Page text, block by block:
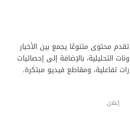
محتوى متنوعًا يجمع بين الأخبار
التحليلية، بالإضافة إلى إحصائيات
تفاعلية، ومقاطع فيديو مبتكرة.
إعلان